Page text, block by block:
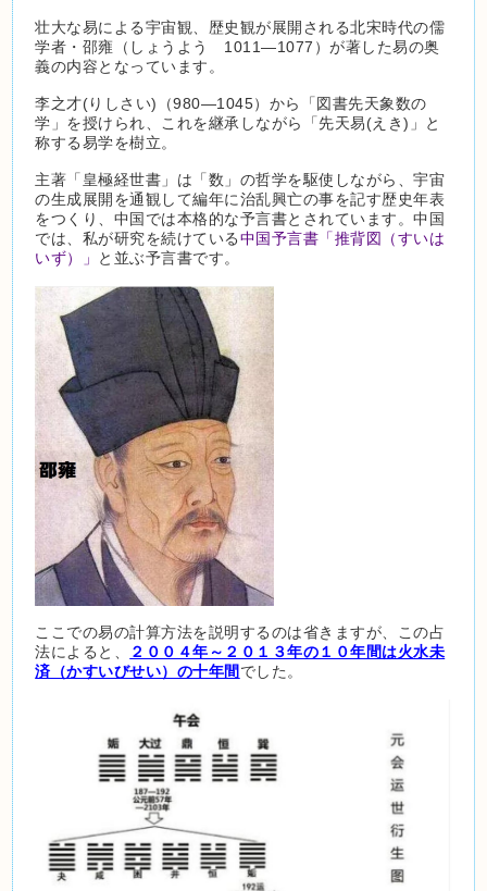
壮大な易による宇宙観、歴史観が展開される北宋時代の儒
学者・邵雍（しょうよう 1011―1077）が著した易の奥
義の内容となっています。
李之才(りしさい)（980―1045）から「図書先天象数の
学」を授けられ、これを継承しながら「先天易(えき)」と
称する易学を樹立。
主著「皇極経世書」は「数」の哲学を駆使しながら、宇宙
の生成展開を通観して編年に治乱興亡の事を記す歴史年表
をつくり、中国では本格的な予言書とされています。中国
では、私が研究を続けている中国予言書「推背図（すいは
いず）」
と並ぶ予言書です。
ここでの易の計算方法を説明するのは省きますが、この占
法によると、
２００４年～２０１３年の１０年間は火水未
済（かすいびせい）の十年間 でした。